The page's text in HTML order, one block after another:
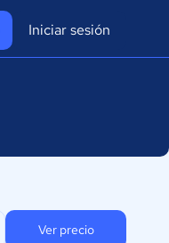
Iniciar sesión
Ver precio